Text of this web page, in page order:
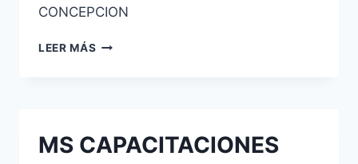
CONCEPCION
LEER MÁS ACADEMIA
MS CAPACITACIONES